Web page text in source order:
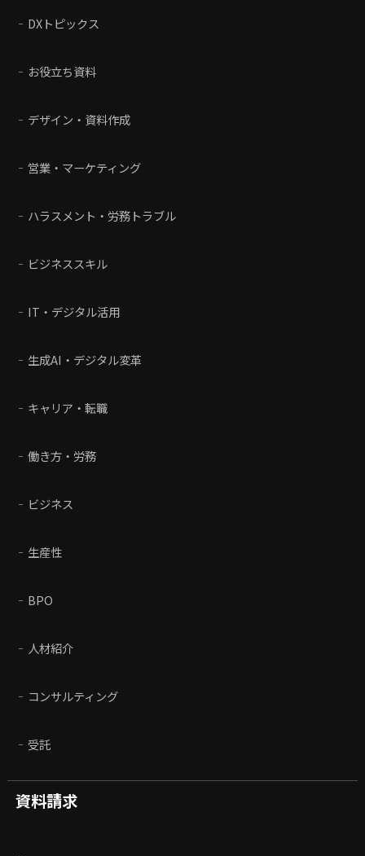
DXトピックス
お役立ち資料
デザイン・資料作成
営業・マーケティング
ハラスメント・労務トラブル
ビジネススキル
IT・デジタル活用
生成AI・デジタル変革
キャリア・転職
働き方・労務
ビジネス
生産性
BPO
人材紹介
コンサルティング
受託
資料請求